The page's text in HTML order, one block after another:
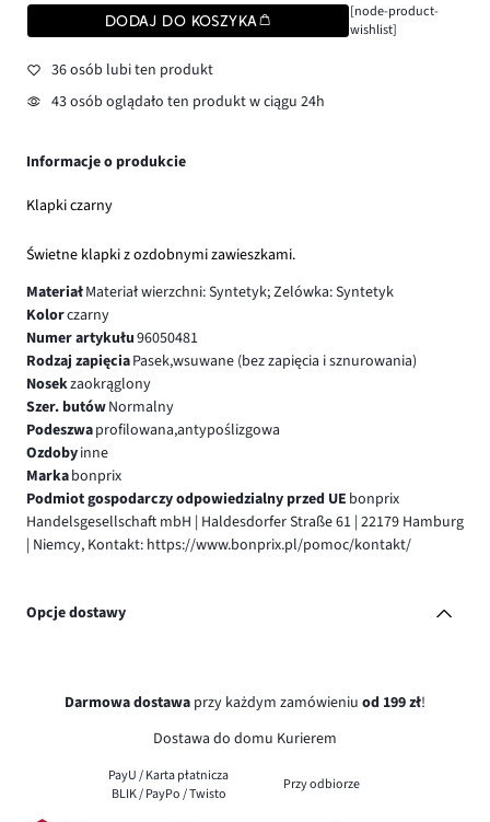
DODAJ DO KOSZYKA
[node-product-
wishlist]
36 osób lubi ten produkt
43 osób oglądało ten produkt w ciągu 24h
Informacje o produkcie
Klapki czarny
Świetne klapki z ozdobnymi zawieszkami.
MateriałMateriał wierzchni: Syntetyk; Zelówka: Syntetyk
Kolorczarny
Numer artykułu96050481
Rodzaj zapięciaPasek,wsuwane (bez zapięcia i sznurowania)
Nosekzaokrąglony
Szer. butówNormalny
Podeszwaprofilowana,antypoślizgowa
Ozdobyinne
Markabonprix
Podmiot gospodarczy odpowiedzialny przed UE bonprix
Handelsgesellschaft mbH | Haldesdorfer Straße 61 | 22179 Hamburg
| Niemcy, Kontakt: https://www.bonprix.pl/pomoc/kontakt/
Opcje dostawy
Darmowa dostawa przy każdym zamówieniu od 199 zł!
Dostawa do domu Kurierem
PayU / Karta płatnicza
BLIK / PayPo / Twisto
Przy odbiorze